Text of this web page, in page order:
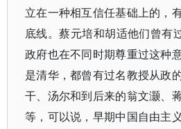
立在一种相互信任基础上的，
底线。蔡元培和胡适他们曾有
政府也在不同时期尊重过这种
是清华，都曾有过名教授从政
干、汤尔和到后来的翁文灏、
等，可以说，早期中国自由主